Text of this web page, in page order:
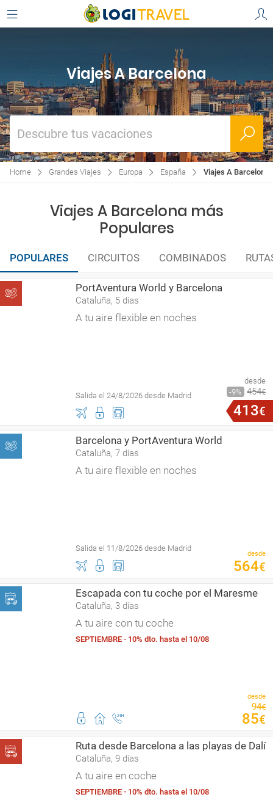
Viajes A Barcelona
Descubre tus vacaciones
Home Grandes Viajes Europa España Viajes A Barcelona
Viajes A Barcelona más
Populares
POPULARES CIRCUITOS COMBINADOS
PortAventura World y Barcelona
Cataluña, 5 días
A tu aire flexible en noches
Salida el 24/8/2026 desde Madrid
desde
9
454€
413€
Barcelona y PortAventura World
Cataluña, 7 días
A tu aire flexible en noches
Salida el 11/8/2026 desde Madrid
desde
564€
Escapada con tu coche por el Maresme
Cataluña, 3 días
A tu aire con tu coche
SEPTIEMBRE - 10% dto. hasta el 10/08
desde
94€
85€
Ruta desde Barcelona a las playas de Dalí
Cataluña, 9 días
A tu aire en coche
SEPTIEMBRE - 10% dto. hasta el 10/08